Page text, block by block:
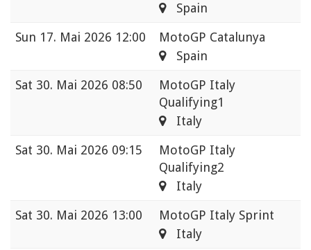
Spain
Sun 17. Mai 2026 12:00
MotoGP Catalunya
Spain
Sat 30. Mai 2026 08:50
MotoGP Italy
Qualifying1
Italy
Sat 30. Mai 2026 09:15
MotoGP Italy
Qualifying2
Italy
Sat 30. Mai 2026 13:00
MotoGP Italy Sprint
Italy